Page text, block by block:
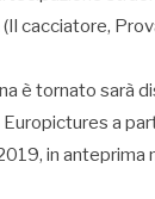
cacciatore,
è tornato sarà
a
in anteprima